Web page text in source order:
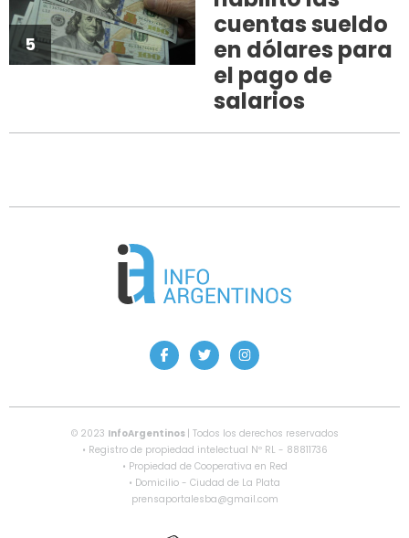
5
cuentas sueldo
en dólares para
el pago de
salarios
© 2023 InfoArgentinos | Todos los derechos reservados
• Registro de propiedad intelectual Nº RL - 88811736
• Propiedad de Cooperativa en Red
• Domicilio - Ciudad de La Plata
prensaportalesba@gmail.com